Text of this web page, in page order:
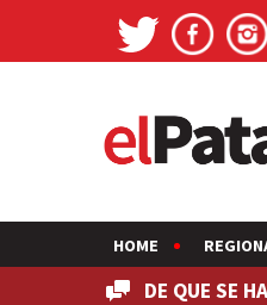
HOME
DE QUE SE